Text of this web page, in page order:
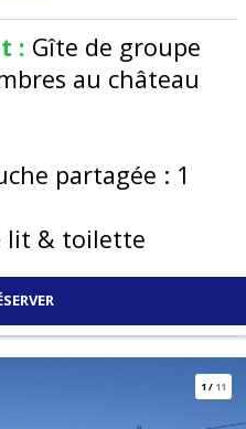
: Gîte de groupe
au château
partagée : 1
lit & toilette
1/ 11